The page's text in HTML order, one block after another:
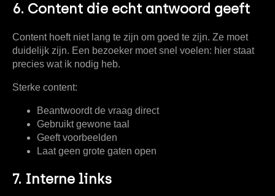
6. Content die echt antwoord geeft
Content hoeft niet lang te zijn om goed te zijn. Ze moet
duidelijk zijn. Een bezoeker moet snel voelen: hier staat
precies wat ik nodig heb.
Sterke content:
Beantwoordt de vraag direct
Gebruikt gewone taal
Geeft voorbeelden
Laat geen grote gaten open
7. Interne links